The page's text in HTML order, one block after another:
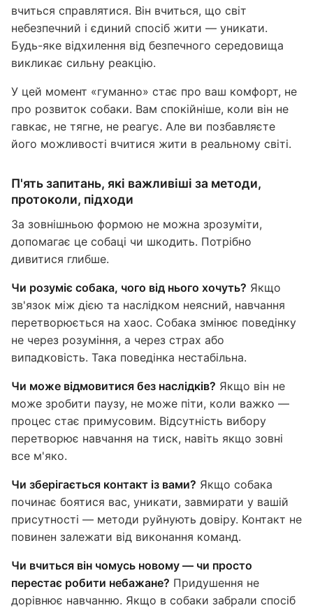
вчиться справлятися. Він вчиться, що світ
небезпечний і єдиний спосіб жити — уникати.
Будь-яке відхилення від безпечного середовища
викликає сильну реакцію.
У цей момент «гуманно» стає про ваш комфорт, не
про розвиток собаки. Вам спокійніше, коли він не
гавкає, не тягне, не реагує. Але ви позбавляєте
його можливості вчитися жити в реальному світі.
П'ять запитань, які важливіші за методи,
протоколи, підходи
За зовнішньою формою не можна зрозуміти,
допомагає це собаці чи шкодить. Потрібно
дивитися глибше.
Чи розуміє собака, чого від нього хочуть? Якщо
зв'язок між дією та наслідком неясний, навчання
перетворюється на хаос. Собака змінює поведінку
не через розуміння, а через страх або
випадковість. Така поведінка нестабільна.
Чи може відмовитися без наслідків? Якщо він не
може зробити паузу, не може піти, коли важко —
процес стає примусовим. Відсутність вибору
перетворює навчання на тиск, навіть якщо зовні
все м'яко.
Чи зберігається контакт із вами? Якщо собака
починає боятися вас, уникати, завмирати у вашій
присутності — методи руйнують довіру. Контакт не
повинен залежати від виконання команд.
Чи вчиться він чомусь новому — чи просто
перестає робити небажане? Придушення не
дорівнює навчанню. Якщо в собаки забрали спосіб